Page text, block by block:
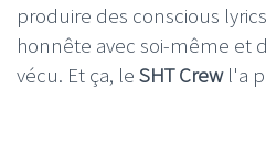
produire des conscious
honnête avec soi-même et
vécu. Et ça, le SHT Crewl'a